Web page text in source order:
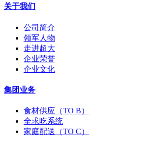
关于我们
公司简介
领军人物
走进超大
企业荣誉
企业文化
集团业务
食材供应（TO B）
全求吃系统
家庭配送（TO C）